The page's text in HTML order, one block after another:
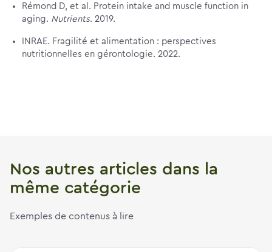
Rémond D, et al. Protein intake and muscle function in
aging. Nutrients. 2019.
INRAE. Fragilité et alimentation : perspectives
nutritionnelles en gérontologie. 2022.
Nos autres articles dans la
même catégorie
Exemples de contenus à lire